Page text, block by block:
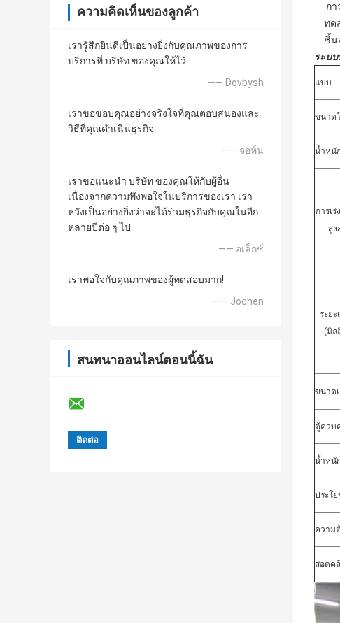
ความคิดเห็นของลูกค้า
เรารู้สึกยินดีเป็นอย่างยิ่งกับคุณภาพของการ
บริการที่ บริษัท ของคุณให้ไว้
—— Dovbysh
เราขอขอบคุณอย่างจริงใจที่คุณตอบสนองและ
วิธีที่คุณดำเนินธุรกิจ
—— จอห์น
เราขอแนะนำ บริษัท ของคุณให้กับผู้อื่น
เนื่องจากความพึงพอใจในบริการของเรา เรา
หวังเป็นอย่างยิ่งว่าจะได้ร่วมธุรกิจกับคุณในอีก
หลายปีต่อ ๆ ไป
—— อเล็กซ์
เราพอใจกับคุณภาพของผู้ทดสอบมาก!
—— Jochen
สนทนาออนไลน์ตอนนี้ฉัน
·ก
ทด
ชิ้น
ระบ
แบบ
ขนาด
น้ำหนั
การเร่
สูง
ระย
(มิล
ขนาด
ตู้ควบ
น้ำหนั
ประโ
ความ
สอดค